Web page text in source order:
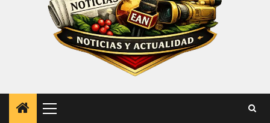
Menú